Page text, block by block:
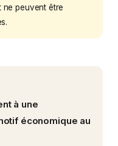
peuvent être
à une
économique au